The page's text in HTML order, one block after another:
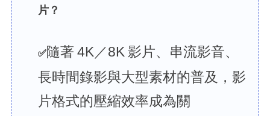
片？
✅隨著 4K／8K 影片、串流影音、
長時間錄影與大型素材的普及，影
片格式的壓縮效率成為關